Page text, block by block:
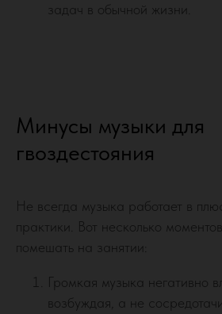
задач в обычной жизни.
Минусы музыки для
гвоздестояния
Не всегда музыка работает в
практики. Вот несколько
помешать на занятии:
Громкая музыка негативно
возбуждая, а не